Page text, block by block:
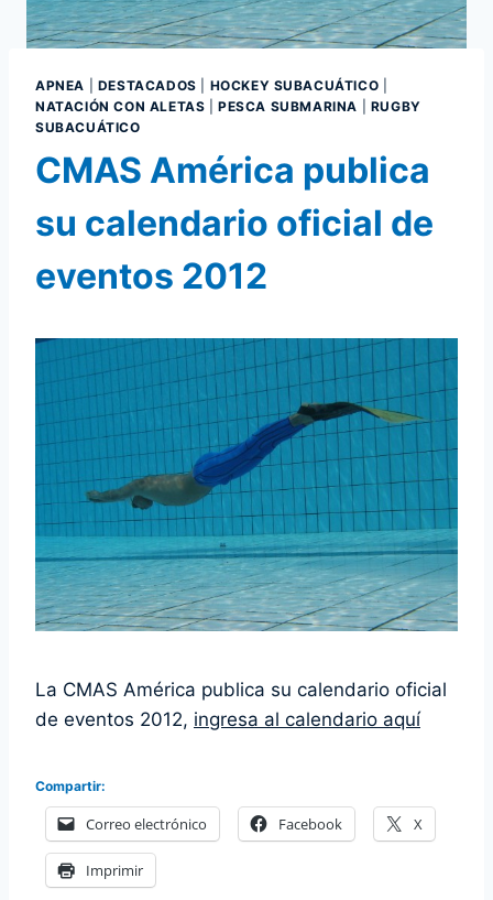
APNEA DESTACADOS HOCKEY SUBACUÁTICO
NATACIÓN CON ALETAS |PESCA SUBMARINA
RUGBY
SUBACUÁTICO
CMAS América publica
su calendario oficial de
eventos 2012
La CMAS América publica su calendario oficial
de eventos 2012, ingresa al calendario aquí
Compartir:
Correo electrónico Facebook X
Imprimir